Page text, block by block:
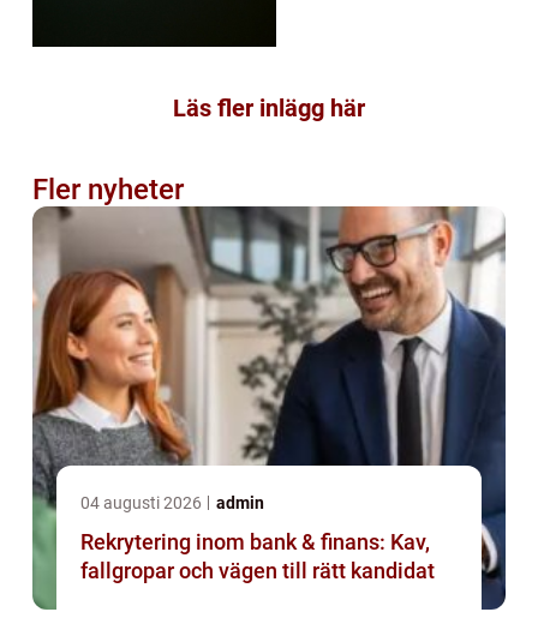
Läs fler inlägg här
Fler nyheter
04 augusti 2026 admin
Rekrytering inom bank & finans: Kav,
fallgropar och vägen till rätt kandidat